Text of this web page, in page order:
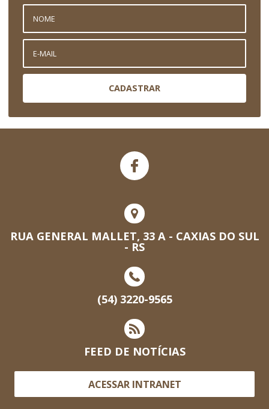
CADASTRAR
RUA GENERAL MALLET, 33 A - CAXIAS DO SUL
- RS
(54) 3220-9565
FEED DE NOTÍCIAS
ACESSAR INTRANET